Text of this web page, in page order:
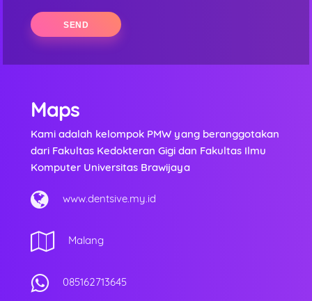
Maps
Kami adalah kelompok PMW yang beranggotakan
dari Fakultas Kedokteran Gigi dan Fakultas Ilmu
Komputer Universitas Brawijaya
www.dentsive.my.id
Malang
085162713645